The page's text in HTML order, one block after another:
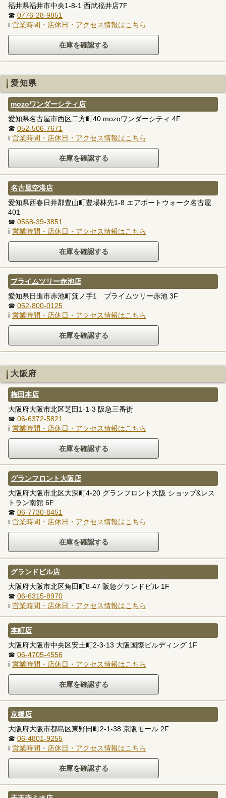
福井県福井市中央1-8-1 西武福井店7F
☎ 0776-28-9851
ℹ 営業時間・店休日・アクセス情報はこちら
愛知県
mozoワンダーシティ店
愛知県名古屋市西区二方町40 mozoワンダーシティ 4F
☎ 052-506-7671
ℹ 営業時間・店休日・アクセス情報はこちら
名古屋空港店
愛知県西春日井郡豊山町豊場林先1-8 エアポートウォーク名古屋
401
☎ 0568-39-3851
ℹ 営業時間・店休日・アクセス情報はこちら
プライムツリー赤池店
愛知県日進市赤池町箕ノ手1 プライムツリー赤池 3F
☎ 052-800-0125
ℹ 営業時間・店休日・アクセス情報はこちら
大阪府
梅田本店
大阪府大阪市北区芝田1-1-3 阪急三番街
☎ 06-6372-5821
ℹ 営業時間・店休日・アクセス情報はこちら
グランフロント大阪店
大阪府大阪市北区大深町4-20 グランフロント大阪 ショップ&レス
トラン南館 6F
☎ 06-7730-8451
ℹ 営業時間・店休日・アクセス情報はこちら
グランドビル店
大阪府大阪市北区角田町8-47 阪急グランドビル 1F
☎ 06-6315-8970
ℹ 営業時間・店休日・アクセス情報はこちら
本町店
大阪府大阪市中央区安土町2-3-13 大阪国際ビルディング 1F
☎ 06-4705-4556
ℹ 営業時間・店休日・アクセス情報はこちら
京橋店
大阪府大阪市都島区東野田町2-1-38 京阪モール 2F
☎ 06-4801-9255
ℹ 営業時間・店休日・アクセス情報はこちら